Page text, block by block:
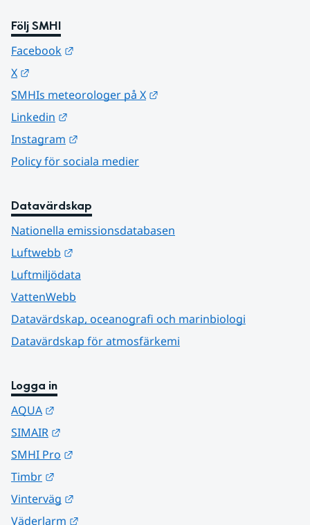
Följ SMHI
Facebook
X
SMHIs meteorologer på X
Linkedin
Instagram
Policy för sociala medier
Datavärdskap
Nationella emissionsdatabasen
Luftwebb
Luftmiljödata
VattenWebb
Datavärdskap, oceanografi och marinbiologi
Datavärdskap för atmosfärkemi
Logga in
AQUA
SIMAIR
SMHI Pro
Timbr
Vinterväg
Väderlarm